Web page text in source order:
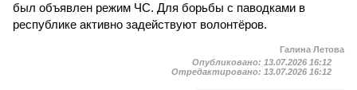
был объявлен режим ЧС. Для борьбы с паводками в
республике активно задействуют волонтёров.
Галина Летова
Опубликовано: 13.07.2026 16:12
Отредактировано: 13.07.2026 16:12